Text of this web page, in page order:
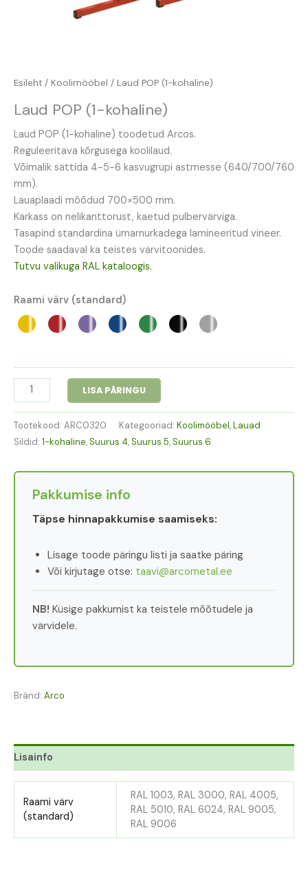
Esileht / Koolimööbel / Laud POP (1-kohaline)
Laud POP (1-kohaline)
Laud POP (1-kohaline) toodetud Arcos.
Reguleeritava kõrgusega koolilaud.
Võimalik sättida 4-5-6 kasvugrupi astmesse (640/700/760
mm).
Lauaplaadi mõõdud 700×500 mm.
Karkass on nelikanttorust, kaetud pulbervärviga.
Tasapind standardina ümarnurkadega lamineeritud vineer.
Toode saadaval ka teistes värvitoonides.
Tutvu valikuga RAL kataloogis.
Raami värv (standard)
LISA PÄRINGU
Tootekood: ARC0320 Kategooriad: Koolimööbel,Lauad
Sildid: 1-kohaline,Suurus 4,Suurus 5,Suurus 6
Pakkumise info
Täpse hinnapakkumise saamiseks:
Lisage toode päringu listi ja saatke päring
Või kirjutage otse: taavi@arcometal.ee
NB! Küsige pakkumist ka teistele mõõtudele ja
värvidele.
Bränd: Arco
Lisainfo
Raami värv
(standard)
RAL 1003, RAL 3000, RAL 4005,
RAL 5010, RAL 6024, RAL 9005,
RAL 9006